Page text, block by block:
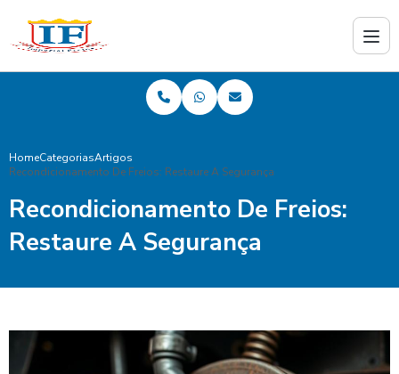
HomeCategoriasArtigos
Recondicionamento De Freios: Restaure A Segurança
Recondicionamento De Freios:
Restaure A Segurança